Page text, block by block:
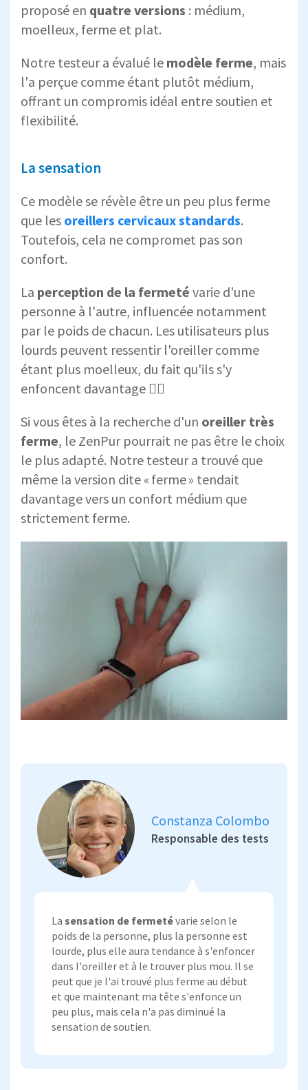
proposé en quatre versions : médium,
moelleux, ferme et plat.
Notre testeur a évalué le modèle ferme, mais
l'a perçue comme étant plutôt médium,
offrant un compromis idéal entre soutien et
flexibilité.
La sensation
Ce modèle se révèle être un peu plus ferme
que les oreillers cervicaux standards.
Toutefois, cela ne compromet pas son
confort.
La perception de la fermeté varie d'une
personne à l'autre, influencée notamment
par le poids de chacun. Les utilisateurs plus
lourds peuvent ressentir l'oreiller comme
étant plus moelleux, du fait qu'ils s'y
enfoncent davantage 😶‍🌫️
Si vous êtes à la recherche d'un oreiller très
ferme, le ZenPur pourrait ne pas être le choix
le plus adapté. Notre testeur a trouvé que
même la version dite « ferme » tendait
davantage vers un confort médium que
strictement ferme.
La sensation de fermetévarie selon le
poids de la personne, plus la personne est
lourde, plus elle aura tendance à s'enfoncer
dans l'oreiller et à le trouver plus mou. Il se
peut que je l'ai trouvé plus ferme au début
et que maintenant ma tête s'enfonce un
peu plus, mais cela n'a pas diminué la
sensation de soutien.
Constanza Colombo
Responsable des tests